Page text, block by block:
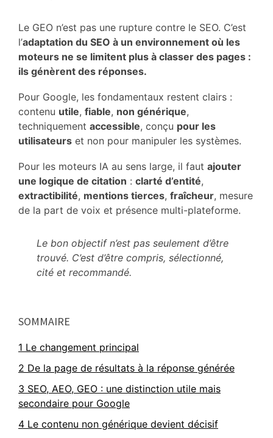
Le GEO n’est pas une rupture contre le SEO. C’est
l’adaptation du SEO à un environnement où les
moteurs ne se limitent plus à classer des pages :
ils génèrent des réponses.
Pour Google, les fondamentaux restent clairs :
contenu utile, fiable, non générique,
techniquement accessible, conçu pour les
utilisateurs et non pour manipuler les systèmes.
Pour les moteurs IA au sens large, il faut ajouter
une logique de citation : clarté d’entité,
extractibilité, mentions tierces, fraîcheur, mesure
de la part de voix et présence multi-plateforme.
Le bon objectif n’est pas seulement d’être
trouvé. C’est d’être compris, sélectionné,
cité et recommandé.
Sidebar
SOMMAIRE
1 Le changement principal
2 De la page de résultats à la réponse générée
3 SEO, AEO, GEO : une distinction utile mais
secondaire pour Google
4 Le contenu non générique devient décisif